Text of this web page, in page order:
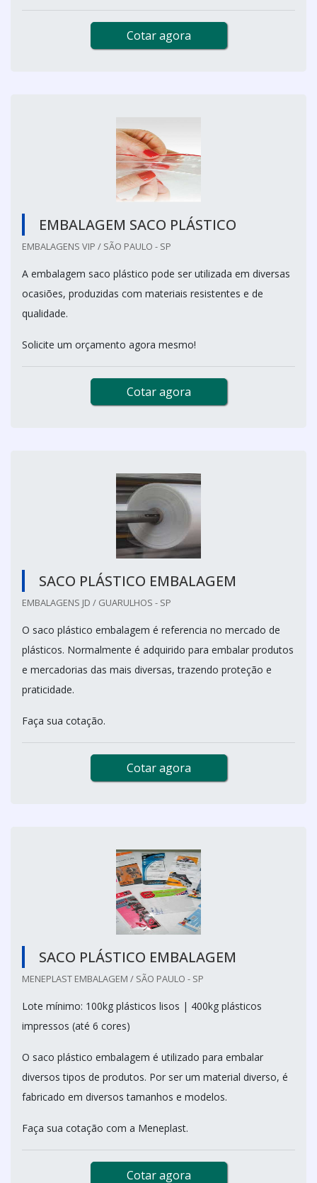
Cotar agora
EMBALAGEM SACO PLÁSTICO
EMBALAGENS VIP / SÃO PAULO - SP
A embalagem saco plástico pode ser utilizada em diversas
ocasiões, produzidas com materiais resistentes e de
qualidade.
Solicite um orçamento agora mesmo!
Cotar agora
SACO PLÁSTICO EMBALAGEM
EMBALAGENS JD / GUARULHOS - SP
O saco plástico embalagem é referencia no mercado de
plásticos. Normalmente é adquirido para embalar produtos
e mercadorias das mais diversas, trazendo proteção e
praticidade.
Faça sua cotação.
Cotar agora
SACO PLÁSTICO EMBALAGEM
MENEPLAST EMBALAGEM / SÃO PAULO - SP
Lote mínimo: 100kg plásticos lisos | 400kg plásticos
impressos (até 6 cores)
O saco plástico embalagem é utilizado para embalar
diversos tipos de produtos. Por ser um material diverso, é
fabricado em diversos tamanhos e modelos.
Faça sua cotação com a Meneplast.
Cotar agora